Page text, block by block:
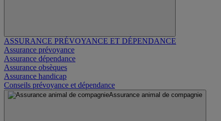
ASSURANCE PRÉVOYANCE ET DÉPENDANCE
Assurance prévoyance
Assurance dépendance
Assurance obsèques
Assurance handicap
Conseils prévoyance et dépendance
Assurance animal de compagnie